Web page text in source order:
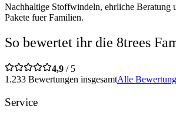
Nachhaltige Stoffwindeln, ehrliche Beratung
Pakete fuer Familien.
So bewertet ihr die 8trees
4,9 / 5
1.233 Bewertungen insgesamtAlle
Service